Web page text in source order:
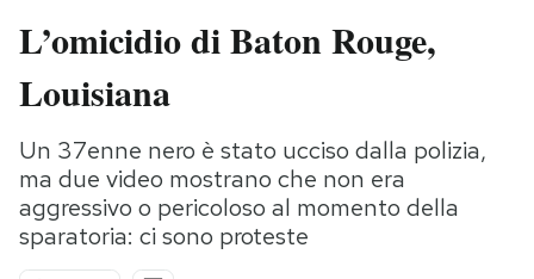
Italia
Politica
Tecnologia
Internet
Scienza
Cultura
Moda
Storie/Idee
Ok Boomer!
Media
Europa
L’omicidio di Baton Rouge,
Louisiana
Un 37enne nero è stato ucciso dalla polizia,
ma due video mostrano che non era
aggressivo o pericoloso al momento della
sparatoria: ci sono proteste